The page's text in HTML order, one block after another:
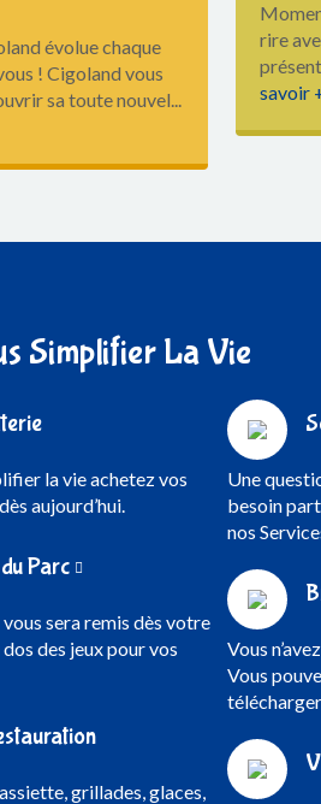
évolue chaque
! Cigoland vous
sa toute nouvel...
rire
savoir
Simplifier La Vie
la vie achetez vos
aujourd’hui.
Parc
sera remis dès votre
des jeux pour vos
grillades, glaces,
Une
besoin
nos
Vous
Vous